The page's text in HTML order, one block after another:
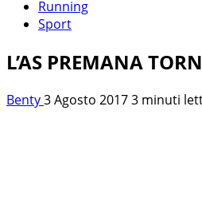
Running
Sport
L’AS PREMANA
Benty3 Agosto 20173 minuti